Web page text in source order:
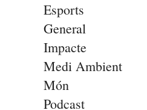
Esports
General
Impacte
Medi Ambient
Món
Podcast